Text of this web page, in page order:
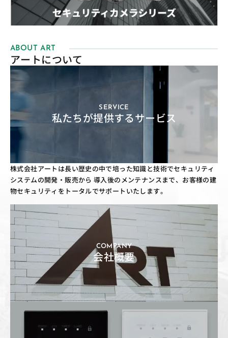
ABOUT ART
アートについて
SERVICE
私たちが提供するサービス
株式会社アートは長い歴史の中で培った知識と技術でセキュリティ
システムの開発・販売から 導入後のメンテナンスまで、お客様の建
物セキュリティをトータルでサポートいたします。
COMPANY
会社概要